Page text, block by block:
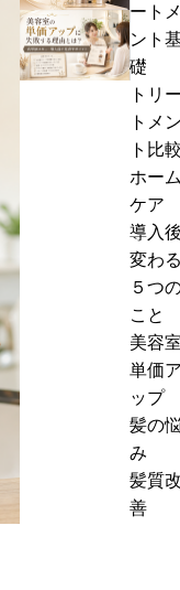
改
善
メ
ニ
ー
の
価
定
｜
価
ッ
プ
室
の
店
販
で
客
単
価
ア
ッ
プ
す
る
方
法
｜
ホ
ー
ム
美
容
室
の
単
価
ア
ッ
プ
に
失
敗
す
理
由
と
は？
ートメ
ント基
礎
トリー
トメン
ト比較
ホーム
ケア
導入後
変わる
５つ
こと
美容室
単価ア
ップ
髪の悩
み
髪質改
善